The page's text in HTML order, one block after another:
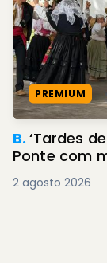
PREMIUM
B.‘Tardes
Ponte com
2 agosto 2026